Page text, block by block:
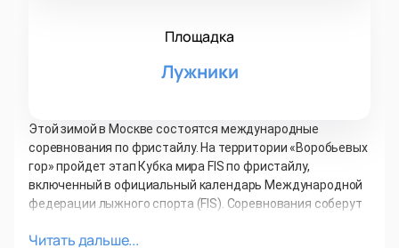
Площадка
Лужники
Этой зимой в Москве состоятся международные
соревнования по фристайлу. На территории «Воробьевых
гор» пройдет этап Кубка мира FIS по фристайлу,
включенный в официальный календарь Международной
федерации лыжного спорта (FIS). Соревнования соберут
15 февраля 2020 года в 18.00 на территории спортивного
Читать дальше...